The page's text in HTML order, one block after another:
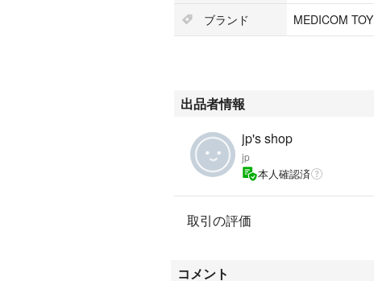
#MEDICOMTOY
#MEDICOMTOYPLUS
#メディコムトイ
#ベアブリック
#ベアブリック100&400%
#ベアブリック1000%
#メディコムトイプラス
#MARBLE
#記念商品
ブランド
MEDICOM TOY
出品者情報
jp's shop
jp
本人確認済
取引の評価
コメント